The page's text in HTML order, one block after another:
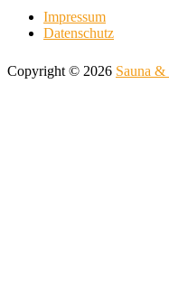
Impressum
Datenschutz
Copyright © 2026 Sauna &